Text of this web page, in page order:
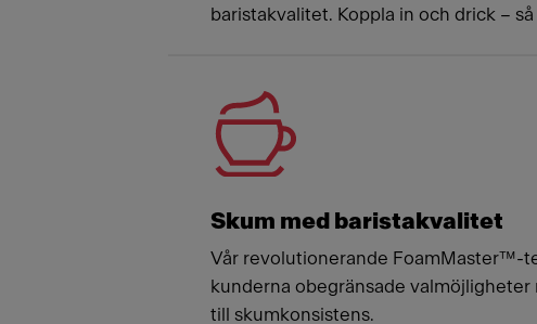
baristakvalitet. Koppla in och drick –
Skum med baristakvalitet
Vår revolutionerande FoamMaster™-
kunderna obegränsade valmöjligheter
till skumkonsistens.